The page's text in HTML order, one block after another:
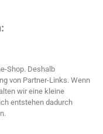
Shop. Deshalb
von Partner-Links. Wenn
wir eine kleine
entstehen dadurch